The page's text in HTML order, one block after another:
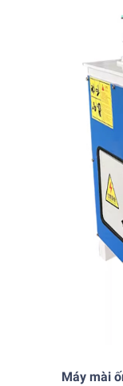
Máy mài